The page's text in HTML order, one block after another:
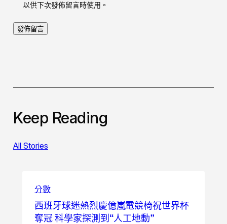
以供下次發佈留言時使用。
Keep Reading
All Stories
分數
西班牙球迷熱烈慶億嵐電競椅祝世界杯
奪冠 科學家探測到“人工地動”